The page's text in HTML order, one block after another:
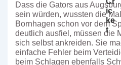
Dass die Gators aus
sein würden, wussten die
Bornhagen schon vor dem
deutlich ausfiel, müssen die
sich selbst ankreiden. Sie
einfache Fehler beim
beim Schlagen ebenfalls